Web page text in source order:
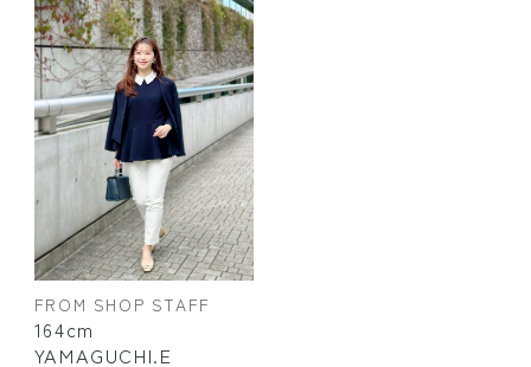
FROM SHOP STAFF
164cm
YAMAGUCHI.E